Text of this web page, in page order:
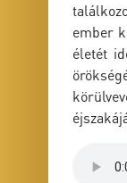
ember
életét